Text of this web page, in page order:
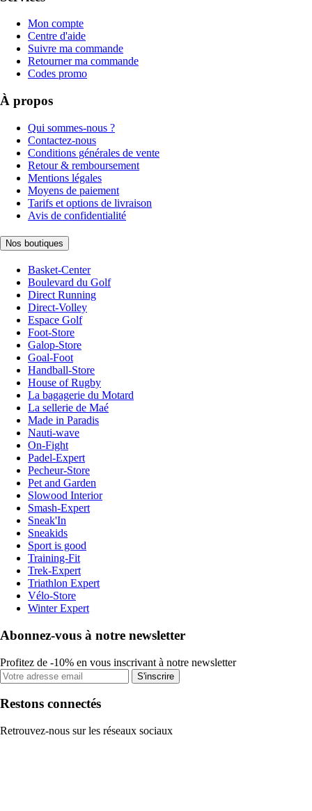
Mon compte
Centre d'aide
Suivre ma commande
Retourner ma commande
Codes promo
À propos
Qui sommes-nous ?
Contactez-nous
Conditions générales de vente
Retour & remboursement
Mentions légales
Moyens de paiement
Tarifs et options de livraison
Avis de confidentialité
Nos boutiques
Basket-Center
Boulevard du Golf
Direct Running
Direct-Volley
Espace Golf
Foot-Store
Galop-Store
Goal-Foot
Handball-Store
House of Rugby
La bagagerie du Motard
La sellerie de Maé
Made in Paradis
Nauti-wave
On-Fight
Padel-Expert
Pecheur-Store
Pet and Garden
Slowood Interior
Smash-Expert
Sneak'In
Sneakids
Sport is good
Training-Fit
Trek-Expert
Triathlon Expert
Vélo-Store
Winter Expert
Abonnez-vous à notre newsletter
Profitez de -10% en vous inscrivant à notre newsletter
S'inscrire
Restons connectés
Retrouvez-nous sur les réseaux sociaux